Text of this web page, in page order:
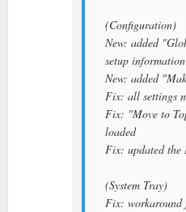
(Configuration)
New: added
setup information
New: added
Fix: all settings
Fix: "Move to
loaded
Fix: updated the
(System Tray)
Fix: workaround